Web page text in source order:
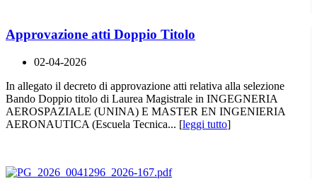
Approvazione atti Doppio Titolo
02-04-2026
In allegato il decreto di approvazione atti relativa alla selezione
Bando Doppio titolo di Laurea Magistrale in INGEGNERIA
AEROSPAZIALE (UNINA) E MASTER EN INGENIERIA
AERONAUTICA (Escuela Tecnica... [leggi tutto]